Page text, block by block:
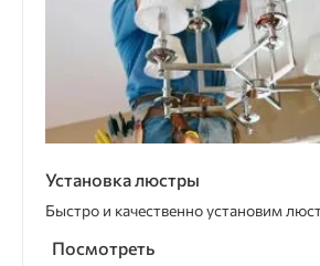
Установка люстры
Быстро и качественно установим
Посмотреть